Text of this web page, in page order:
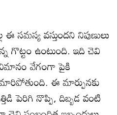
వస్తుందని నిపుణులు
గొట్టం ఉంటుంది. ఇది చెవి
వేగంగా పైకి
మారిపోతుంది. ఈ మార్పునకు
పెరిగి నొప్పి, దిబ్బడ వంటి